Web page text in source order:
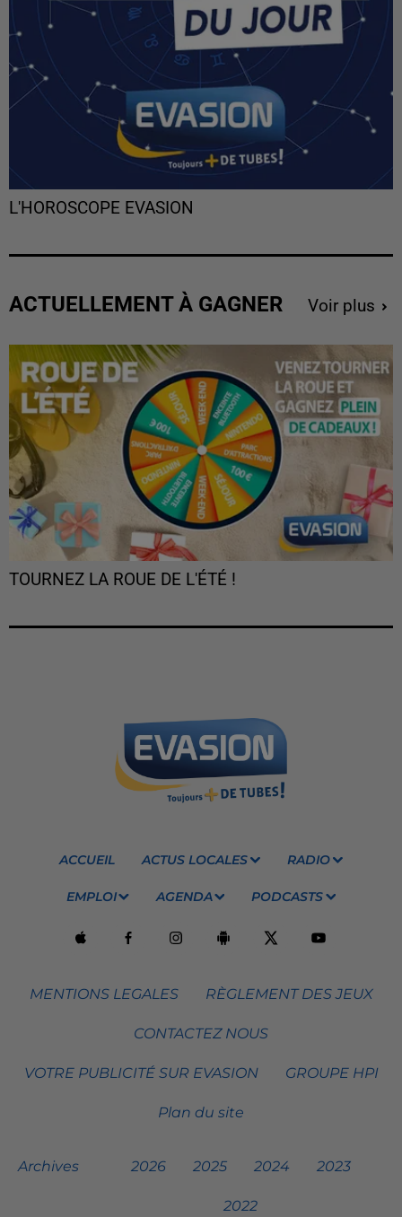
L'HOROSCOPE EVASION
ACTUELLEMENT À GAGNER Voir plus
TOURNEZ LA ROUE DE L'ÉTÉ !
ACCUEIL ACTUS LOCALES RADIO
EMPLOI AGENDA PODCASTS
MENTIONS LEGALES RÈGLEMENT DES JEUX
CONTACTEZ NOUS
VOTRE PUBLICITÉ SUR EVASION GROUPE HPI
Plan du site
Archives 2026 2025 2024 2023
2022